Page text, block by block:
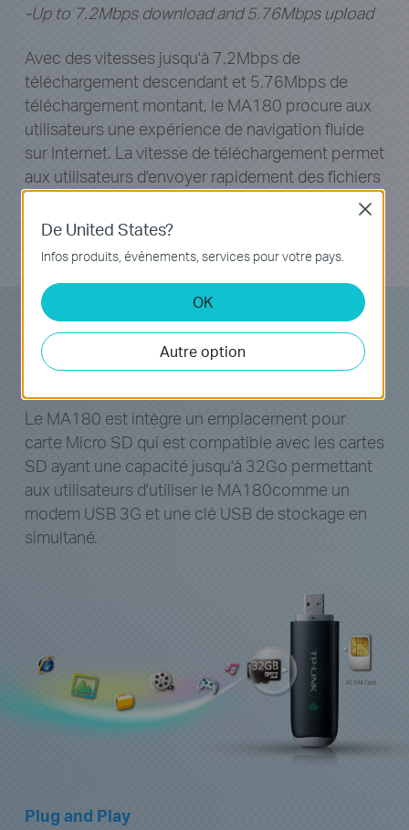
Avec des vitesses jusqu'à 7.2Mbps de
téléchargement descendant et 5.76Mbps de
téléchargement montant, le MA180 procure aux
utilisateurs une expérience de navigation fluide
sur Internet. La vitesse de téléchargement permet
aux utilisateurs d'envoyer rapidement des fichiers
volumineux, tel que les courriels avec pièces
jointes, les photos ou les documents
professionnels.
Slot pour carte Micro SD
Le MA180 est intègre un emplacement pour
carte Micro SD qui est compatible avec les cartes
SD ayant une capacité jusqu'à 32Go permettant
aux utilisateurs d'utiliser le MA180comme un
modem USB 3G et une clé USB de stockage en
simultané.
Plug and Play
De United States?
Infos produits, événements, services pour votre pays.
OK
Autre option
Close